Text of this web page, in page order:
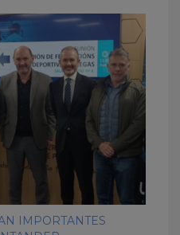
IMPORTANTES